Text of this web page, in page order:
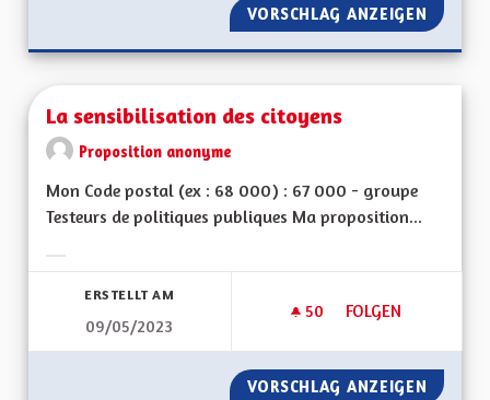
VORSCHLAG ANZEIGEN LA
La sensibilisation des citoyens
Proposition anonyme
Mon Code postal (ex : 68 000) : 67 000 - groupe
Testeurs de politiques publiques Ma proposition...
ERSTELLT AM
09/05/2023
50 50 FOLLOWER
FOLGEN
LA
VORSCHLAG ANZEIGEN LA